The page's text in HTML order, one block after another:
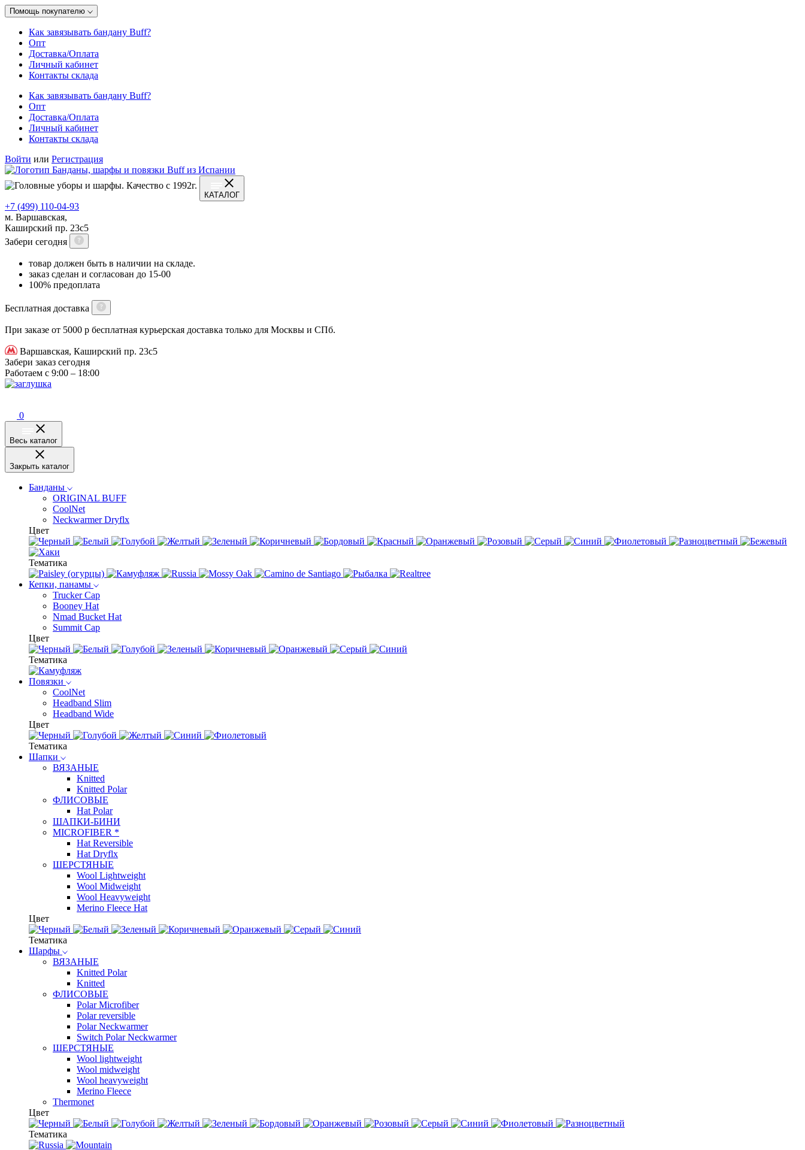
Помощь покупателю
Как завязывать бандану Buff?
Опт
Доставка/Оплата
Личный кабинет
Контакты склада
Как завязывать бандану Buff?
Опт
Доставка/Оплата
Личный кабинет
Контакты склада
Войти или Регистрация
КАТАЛОГ
+7 (499) 110-04-93
м. Варшавская,
Каширский пр. 23с5
Забери сегодня
товар должен быть в наличии на складе.
заказ сделан и согласован до 15-00
100% предоплата
Бесплатная доставка
При заказе от 5000 р бесплатная курьерская доставка только для Москвы и СПб.
Варшавская, Каширский пр. 23с5
Забери заказ сегодня
Работаем с 9:00 – 18:00
0
Весь каталог
Закрыть каталог
Банданы
ORIGINAL BUFF
CoolNet
Neckwarmer Dryflx
Цвет
Тематика
Кепки, панамы
Trucker Cap
Booney Hat
Nmad Bucket Hat
Summit Cap
Цвет
Тематика
Повязки
CoolNet
Headband Slim
Headband Wide
Цвет
Тематика
Шапки
ВЯЗАНЫЕ
Knitted
Knitted Polar
ФЛИСОВЫЕ
Hat Polar
ШАПКИ-БИНИ
MICROFIBER *
Hat Reversible
Hat Dryflx
ШЕРСТЯНЫЕ
Wool Lightweight
Wool Midweight
Wool Heavyweight
Merino Fleece Hat
Цвет
Тематика
Шарфы
ВЯЗАНЫЕ
Knitted Polar
Knitted
ФЛИСОВЫЕ
Polar Microfiber
Polar reversible
Polar Neckwarmer
Switch Polar Neckwarmer
ШЕРСТЯНЫЕ
Wool lightweight
Wool midweight
Wool heavyweight
Merino Fleece
Thermonet
Цвет
Тематика